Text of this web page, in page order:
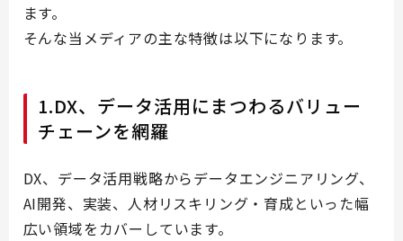
ます。
そんな当メディアの主な特徴は以下になります。
1.DX、データ活用にまつわるバリュー
チェーンを網羅
DX、データ活用戦略からデータエンジニアリング、
AI開発、実装、人材リスキリング・育成といった幅
広い領域をカバーしています。